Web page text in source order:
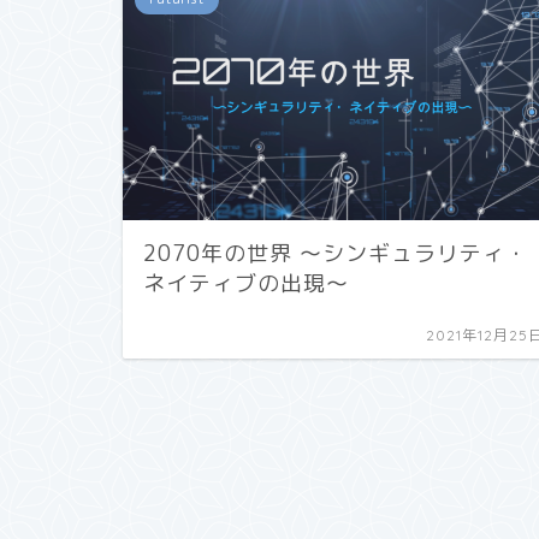
2070年の世界 〜シンギュラリティ・
ネイティブの出現〜
2021年12月25